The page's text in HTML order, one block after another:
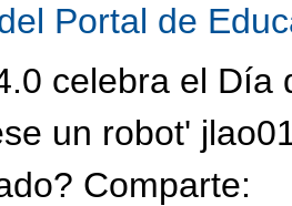
Portal de
celebra el Día
un robot'
Comparte: